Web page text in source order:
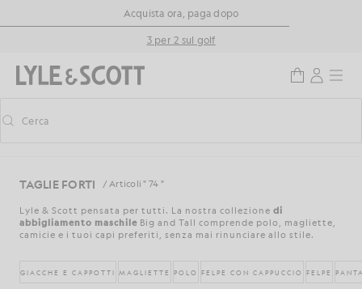
Vai al contenuto principale
Informazioni sull'accessibilitàAcquista ora, paga dopo
3 per 2 sul golf
Attiva/disattiva la ricerca predittiva
Cerca
TAGLIE FORTI / Articoli " 74 "
Lyle & Scott pensata per tutti. La nostra collezione di
abbigliamento maschile Big and Tall comprende polo, magliette,
camicie e i tuoi capi preferiti, senza mai rinunciare allo stile.
GIACCHE E CAPPOTTI MAGLIETTE POLO FELPE CON CAPPUCCIO FELPE